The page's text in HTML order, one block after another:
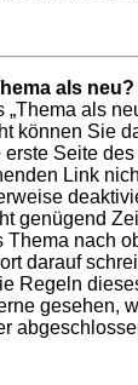
als neu?
„Thema als
können Sie
Seite
Link
genügend
Thema nach
darauf
Regeln
gesehen,